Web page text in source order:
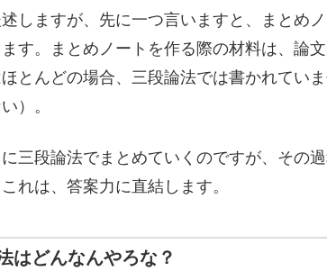
しますが、先に一つ言いますと、まとめ
ます。まとめノートを作る際の材料は、論文
とんどの場合、三段論法では書かれてい
）。
三段論法でまとめていくのですが、その
れは、答案力に直結します。
はどんなんやろな？